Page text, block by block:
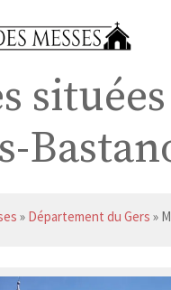
» Département du Gers »